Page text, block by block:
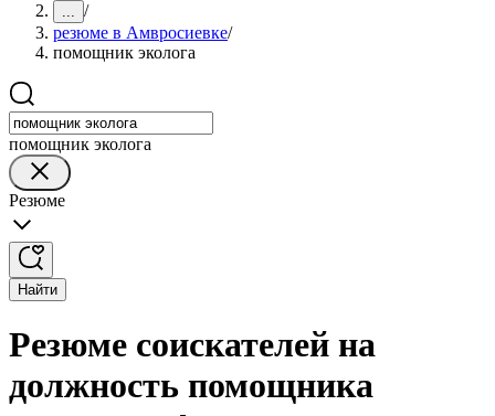
... /
резюме в Амвросиевке/
помощник эколога
помощник эколога
Резюме
Найти
Резюме соискателей на
должность помощника